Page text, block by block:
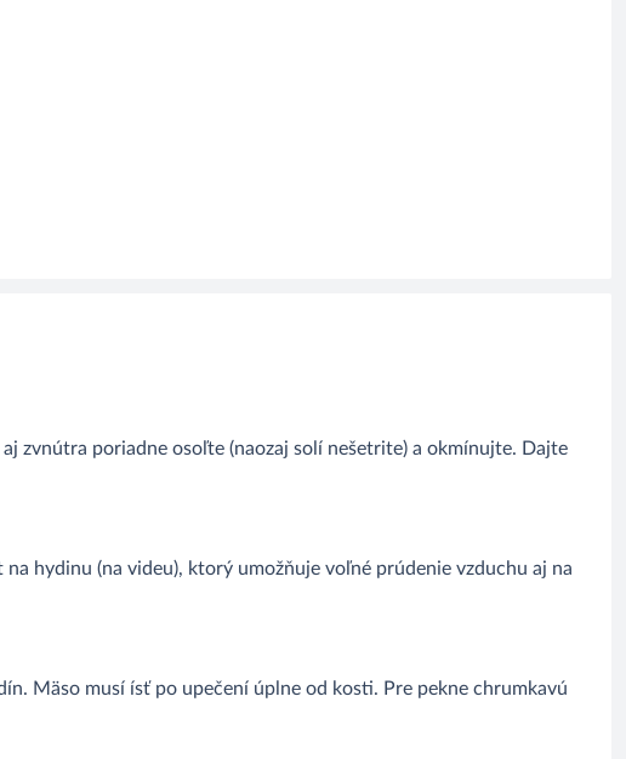
zvnútra poriadne osoľte (naozaj solí nešetrite) a okmínujte. Dajte
hydinu (na videu), ktorý umožňuje voľné prúdenie vzduchu aj na
Mäso musí ísť po upečení úplne od kosti. Pre pekne chrumkavú